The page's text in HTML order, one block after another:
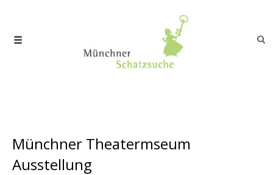
Münchner Theatermseum
Ausstellung